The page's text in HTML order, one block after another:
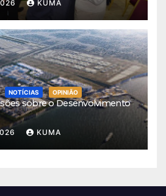
KUMA
NOTÍCIAS OPINIÃO
sobre o Desenvolvimento
KUMA